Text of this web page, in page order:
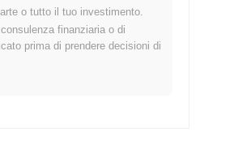
a sviluppatori e primi adottanti
è stato lanciato nel marzo
creazione di un ecosistema
La distribuzione iniziale di
hanno stabilito la presenza di
o tutto il tuo investimento.
finanziaria o di
prima di prendere decisioni di